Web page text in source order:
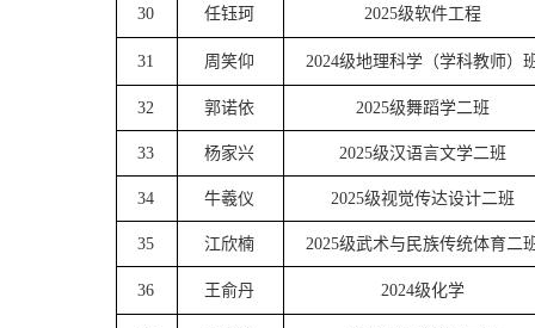
30 任钰珂 2025级软件工程
31 周笑仰 2024级地理科学（学科教师）
32 郭诺依 2025级舞蹈学二班
33 杨家兴 2025级汉语言文学二班
34 牛羲仪 2025级视觉传达设计二班
35 江欣楠 2025级武术与民族传统体育二
36 王俞丹 2024级化学